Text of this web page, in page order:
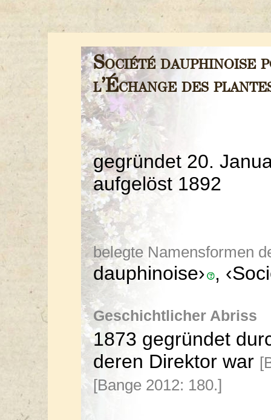
Société dauphinoise
l’Échange des
gegründet 20.
aufgelöst 1892
belegte Namensformen
dauphinoise› ,
Geschichtlicher Abriss
1873 gegründet
deren Direktor war
[Bange 2012: 180.]